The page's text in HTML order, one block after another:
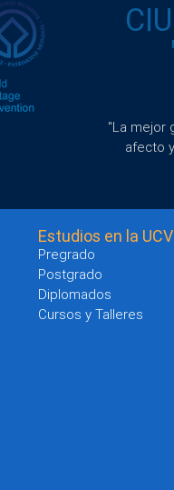
"La mejor
afecto
Estudios en la UCV
Pregrado
Postgrado
Diplomados
Cursos y Talleres